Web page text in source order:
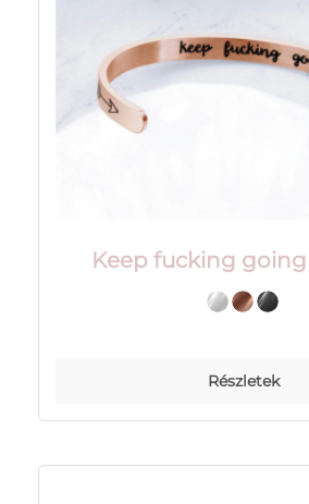
Keep fucking
Részletek